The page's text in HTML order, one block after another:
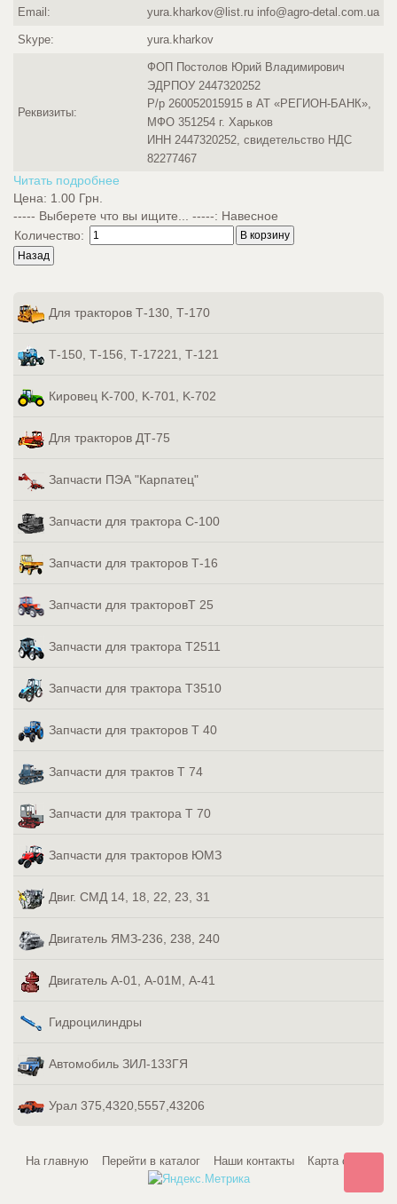
Email: yura.kharkov@list.ru info@agro-detal.com.ua
Skype: yura.kharkov
Реквизиты:
ФОП Постолов Юрий Владимирович
ЭДРПОУ 2447320252
Р/р 260052015915 в АТ «РЕГИОН-БАНК»,
МФО 351254 г. Харьков
ИНН 2447320252, свидетельство НДС
82277467
Читать подробнее
Цена: 1.00 Грн.
----- Выберете что вы ищите... -----: Навесное
Количество:
Для тракторов Т-130, Т-170
Т-150, Т-156, Т-17221, Т-121
Кировец K-700, K-701, K-702
Для тракторов ДТ-75
Запчасти ПЭА "Карпатец"
Запчасти для трактора С-100
Запчасти для тракторов Т-16
Запчасти для тракторовТ 25
Запчасти для трактора Т2511
Запчасти для трактора Т3510
Запчасти для тракторов Т 40
Запчасти для трактов Т 74
Запчасти для трактора Т 70
Запчасти для тракторов ЮМЗ
Двиг. СМД 14, 18, 22, 23, 31
Двигатель ЯМЗ-236, 238, 240
Двигатель А-01, А-01М, А-41
Гидроцилиндры
Автомобиль ЗИЛ-133ГЯ
Урал 375,4320,5557,43206
На главную Перейти в каталог Наши контакты Карта сайта